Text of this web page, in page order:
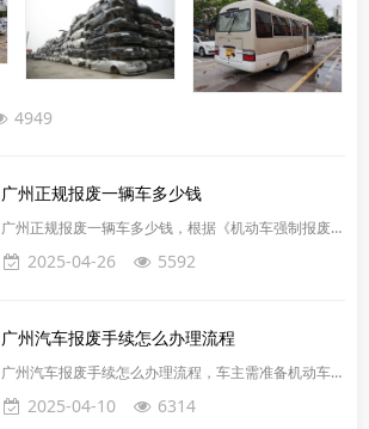
4949
广州正规报废一辆车多少钱
广州正规报废一辆车多少钱，根据《机动车强制报废标
准规定》，正规报废一辆车的价格在2000-4000元不
等，具体价格取决于车型和重量。家用5座轿车没有强
车的强制性年限为12年。此外，车辆的重量也是影响
价格的一个重要因素。重量超过一吨的废车，其价格通
常在1800至3000元之间，然而这个价格会根据车况和
当
2025-04-26 5592
​广州汽车报废手续怎么办理流程
广州汽车报废手续怎么办理流程，车主需准备机动车行
驶证、机动车登记证书、车主身份证明（身份证或公司
营业执照）等材料。直接预约报废公司上门办理即可，
2025-04-10 6314